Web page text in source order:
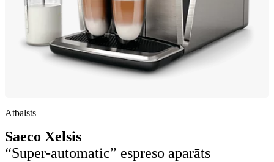
Atbalsts
Saeco Xelsis
“Super-automatic” espreso aparāts